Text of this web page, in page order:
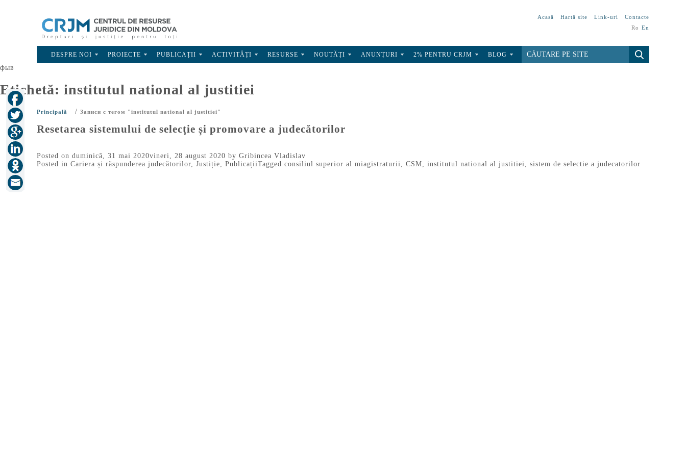
Acasă Hartă site Link-uri
Contacte
Ro En
DESPRE NOI PROIECTE PUBLICAȚII ACTIVITĂȚI RESURSE NOUTĂȚI ANUNȚURI 2% PENTRU CRJM BLOG
фыв
Etichetă: institutul national al justitiei
Principală / Записи с тегом "institutul national al justitiei"
Resetarea sistemului de selecţie și promovare a judecătorilor
Posted on duminică, 31 mai 2020vineri, 28 august 2020 by Gribincea Vladislav
Posted in Cariera și răspunderea judecătorilor, Justiție, PublicațiiTagged consiliul superior al miagistraturii, CSM, institutul national al justitiei, sistem de selectie a judecatorilor